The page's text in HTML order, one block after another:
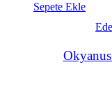
Sepete Ekle